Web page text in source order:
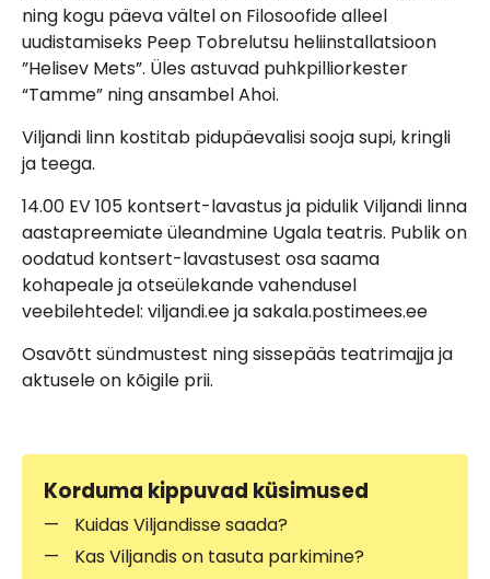
ning kogu päeva vältel on Filosoofide alleel
uudistamiseks Peep Tobrelutsu heliinstallatsioon
”Helisev Mets”. Üles astuvad puhkpilliorkester
“Tamme” ning ansambel Ahoi.
Viljandi linn kostitab pidupäevalisi sooja supi, kringli
ja teega.
14.00 EV 105 kontsert-lavastus ja pidulik Viljandi linna
aastapreemiate üleandmine Ugala teatris. Publik on
oodatud kontsert-lavastusest osa saama
kohapeale ja otseülekande vahendusel
veebilehtedel: viljandi.ee ja sakala.postimees.ee
Osavõtt sündmustest ning sissepääs teatrimajja ja
aktusele on kõigile prii.
Korduma kippuvad küsimused
Kuidas Viljandisse saada?
Kas Viljandis on tasuta parkimine?